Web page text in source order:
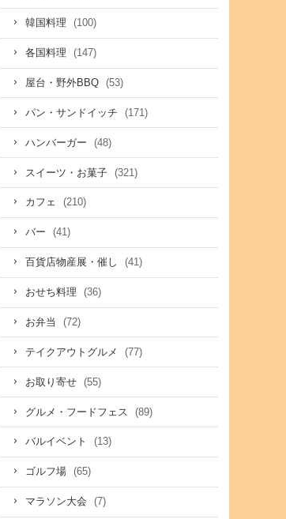
韓国料理 (100)
各国料理 (147)
屋台・野外BBQ (53)
パン・サンドイッチ (171)
ハンバーガー (48)
スイーツ・お菓子 (321)
カフェ (210)
バー (41)
百貨店物産展・催し (41)
おせち料理 (36)
お弁当 (72)
テイクアウトグルメ (77)
お取り寄せ (55)
グルメ・フードフェス (89)
バルイベント (13)
ゴルフ場 (65)
マラソン大会 (7)